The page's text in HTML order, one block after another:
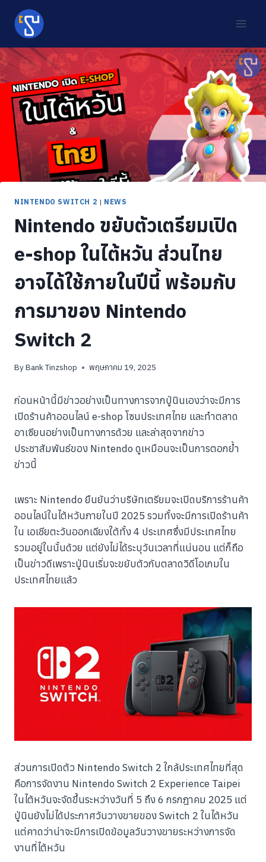
content
NINTENDO SWITCH 2 | NEWS
Nintendo ขยับตัวเตรียมเปิด
e-shop ในไต้หวัน ส่วนไทย
อาจได้ใช้ภายในปีนี้ พร้อมกับ
การมาของ Nintendo
Switch 2
ByBank Tinzshop พฤษภาคม 19, 2025
ก่อนหน้านี้มีข่าวอย่างเป็นทางการจากปู่นินเองว่าจะมีการ
เปิดร้านค้าออนไลน์ e-shop โซนประเทศไทย และทำตลาด
อาเซียนอย่างเป็นทางการด้วย และล่าสุดจากข่าว
ประชาสัมพันธ์ของ Nintendo ดูเหมือนจะเป็นการตอกย้ำ
ข่าวนี้
เพราะ Nintendo ยืนยันว่าบริษัทเตรียมจะเปิดบริการร้านค้า
ออนไลน์ในไต้หวันภายในปี 2025 รวมทั้งจะมีการเปิดร้านค้า
ใน เอเชียตะวันออกเฉียงใต้ทั้ง 4 ประเทศซึ่งมีประเทศไทย
รวมอยู่ในนั้นด้วย แต่ยังไม่ได้ระบุวันเวลาที่แน่นอน แต่ก็ถือ
เป็นข่าวดีเพราะปู่นินเริ่มจะขยับตัวกับตลาดวิดีโอเกมใน
ประเทศไทยแล้ว
ส่วนการเปิดตัว Nintendo Switch 2 ใกล้ประเทศไทยที่สุด
คือการจัดงาน Nintendo Switch 2 Experience Taipei
ในไต้หวันจะจัดขึ้นระหว่างวันที่ 5 ถึง 6 กรกฎาคม 2025 แต่
ปู่นินยังไม่ได้ประกาศวันวางขายของ Switch 2 ในไต้หวัน
แต่คาดว่าน่าจะมีการเปิดข้อมูลวันวางขายระหว่างการจัด
งานที่ไต้หวัน